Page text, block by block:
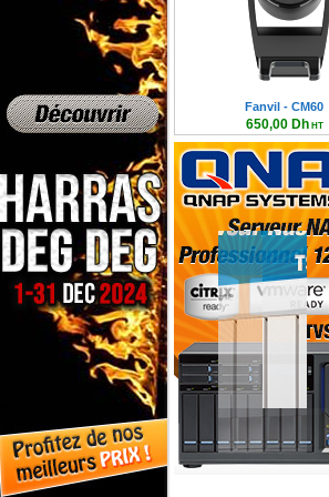
Fanvil - CM60
650,00 DhHT
780,00 Dh TTC